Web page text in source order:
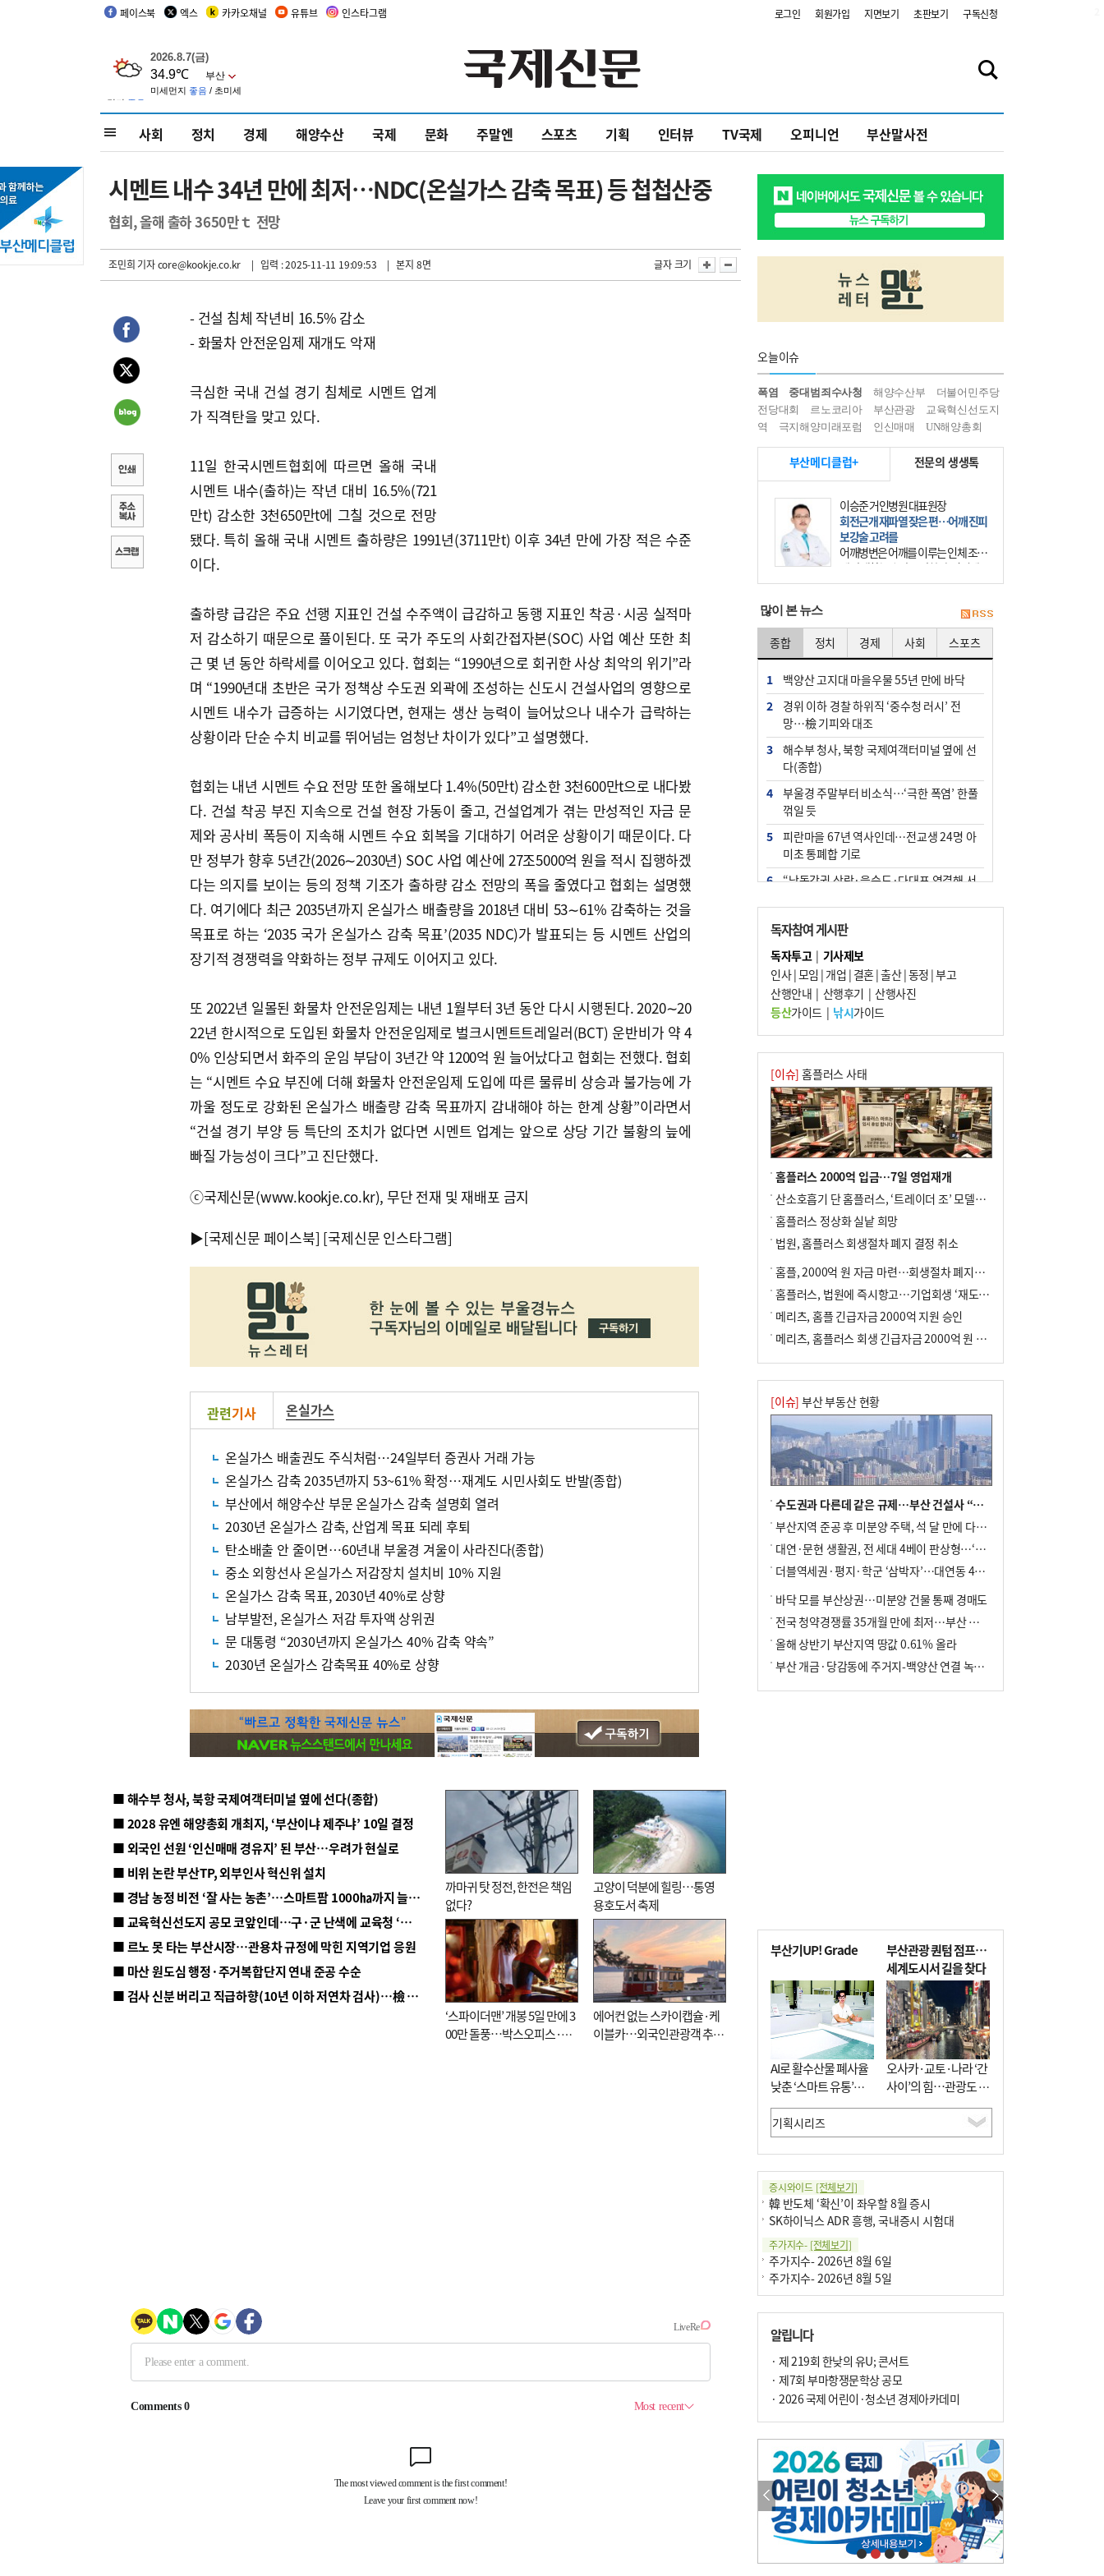
페이스북 엑스 카카오채널 유튜브 인스타그램 로그인 회원가입 지면보기 초판보기 구독신청
사회 정치 경제 해양수산 국제 문화 주말엔 스포츠 기획 인터뷰 TV국제 오피니언 부산말사전
시멘트 내수 34년 만에 최저…NDC(온실가스 감축 목표) 등 첩첩산중
협회, 올해 출하 3650만ｔ 전망
조민희 기자core@kookje.co.kr | 입력 : 2025-11-11 19:09:53 | 본지 8면 글자 크기
- 건설 침체 작년비 16.5% 감소
- 화물차 안전운임제 재개도 악재
극심한 국내 건설 경기 침체로 시멘트 업계
가 직격탄을 맞고 있다.
11일 한국시멘트협회에 따르면 올해 국내
시멘트 내수(출하)는 작년 대비 16.5%(721
만t) 감소한 3천650만t에 그칠 것으로 전망
됐다. 특히 올해 국내 시멘트 출하량은 1991년(3711만t) 이후 34년 만에 가장 적은 수준
이다.
출하량 급감은 주요 선행 지표인 건설 수주액이 급감하고 동행 지표인 착공·시공 실적마
저 감소하기 때문으로 풀이된다. 또 국가 주도의 사회간접자본(SOC) 사업 예산 또한 최
근 몇 년 동안 하락세를 이어오고 있다. 협회는 “1990년으로 회귀한 사상 최악의 위기”라
며 “1990년대 초반은 국가 정책상 수도권 외곽에 조성하는 신도시 건설사업의 영향으로
시멘트 내수가 급증하는 시기였다면, 현재는 생산 능력이 늘어났으나 내수가 급락하는
상황이라 단순 수치 비교를 뛰어넘는 엄청난 차이가 있다”고 설명했다.
협회는 내년 시멘트 수요 전망 또한 올해보다 1.4%(50만t) 감소한 3천600만t으로 내다봤
다. 건설 착공 부진 지속으로 건설 현장 가동이 줄고, 건설업계가 겪는 만성적인 자금 문
제와 공사비 폭등이 지속해 시멘트 수요 회복을 기대하기 어려운 상황이기 때문이다. 다
만 정부가 향후 5년간(2026∼2030년) SOC 사업 예산에 27조5000억 원을 적시 집행하겠
다는 의지를 보이는 등의 정책 기조가 출하량 감소 전망의 폭을 줄였다고 협회는 설명했
다. 여기에다 최근 2035년까지 온실가스 배출량을 2018년 대비 53∼61% 감축하는 것을
목표로 하는 ‘2035 국가 온실가스 감축 목표’(2035 NDC)가 발표되는 등 시멘트 산업의
장기적 경쟁력을 약화하는 정부 규제도 이어지고 있다.
또 2022년 일몰된 화물차 안전운임제는 내년 1월부터 3년 동안 다시 시행된다. 2020∼20
22년 한시적으로 도입된 화물차 안전운임제로 벌크시멘트트레일러(BCT) 운반비가 약 4
0% 인상되면서 화주의 운임 부담이 3년간 약 1200억 원 늘어났다고 협회는 전했다. 협회
는 “시멘트 수요 부진에 더해 화물차 안전운임제 도입에 따른 물류비 상승과 불가능에 가
까울 정도로 강화된 온실가스 배출량 감축 목표까지 감내해야 하는 한계 상황”이라면서
“건설 경기 부양 등 특단의 조치가 없다면 시멘트 업계는 앞으로 상당 기간 불황의 늪에
빠질 가능성이 크다”고 진단했다.
ⓒ국제신문(www.kookje.co.kr), 무단 전재 및 재배포 금지
▶[국제신문 페이스북] [국제신문 인스타그램]
관련기사 온실가스
온실가스 배출권도 주식처럼…24일부터 증권사 거래 가능
온실가스 감축 2035년까지 53~61% 확정…재계도 시민사회도 반발(종합)
부산에서 해양수산 부문 온실가스 감축 설명회 열려
2030년 온실가스 감축, 산업계 목표 되레 후퇴
탄소배출 안 줄이면…60년내 부울경 겨울이 사라진다(종합)
중소 외항선사 온실가스 저감장치 설치비 10% 지원
온실가스 감축 목표, 2030년 40%로 상향
남부발전, 온실가스 저감 투자액 상위권
문 대통령 “2030년까지 온실가스 40% 감축 약속”
2030년 온실가스 감축목표 40%로 상향
■ 해수부 청사, 북항 국제여객터미널 옆에 선다(종합)
■ 2028 유엔 해양총회 개최지, ‘부산이냐 제주냐’ 10일 결정
■ 외국인 선원 ‘인신매매 경유지’ 된 부산…우려가 현실로
■ 비위 논란 부산TP, 외부인사 혁신위 설치
■ 경남 농정 비전 ‘잘 사는 농촌’…스마트팜 1000㏊까지 늘린다
■ 교육혁신선도지 공모 코앞인데…구·군 난색에 교육청 ‘쩔쩔’
■ 르노 못 타는 부산시장…관용차 규정에 막힌 지역기업 응원
■ 마산 원도심 행정·주거복합단지 연내 준공 수순
■ 검사 신분 버리고 직급하향(10년 이하 저연차 검사)…檢 중수청행 기피
까마귀 탓 정전, 한전은 책임
없다?
고양이 덕분에 힐링…통영
용호도서 축제
‘스파이더맨’ 개봉 5일 만에 3
00만 돌풍…박스오피스·예
에어컨 없는 스카이캡슐·케
이블카…외국인관광객 추억
오늘이슈
폭염 중대범죄수사청 해양수산부
더불어민주당
전당대회
르노코리아 부산관광
교육혁신선도지
역
극지해양미래포럼 인신매매 UN해양총회
부산메디클럽+ 전문의 생생톡
이승준 거인병원 대표원장
회전근개 재파열 잦은 편…어깨 진피
보강술 고려를
어깨병변은 어깨를 이루는 인체 조직
에 발생하는 손상을 말한다. 여기에
는 오십견과 회전근개 증후군, 어깨
많이 본 뉴스
종합 정치 경제 사회 스포츠
1
백양산 고지대 마을우물 55년 만에 바닥
2
경위 이하 경찰 하위직 ‘중수청 러시’ 전
망…檢 기피와 대조
3
해수부 청사, 북항 국제여객터미널 옆에 선
다(종합)
4
부울경 주말부터 비소식…‘극한 폭염’ 한풀
꺾일 듯
5
피란마을 67년 역사인데…전교생 24명 아
미초 통폐합 기로
6
“낙동강권 삼락·을숙도·다대포 연결해 서
7
오늘의 날씨- 2026년 8월 7일
8
[사설] 해수부 신청사 북항으로 확정, 해양
수도 도약의 전환점
9
외국인 선원 ‘인신매매 경유지’ 된 부산…
우려가 현실로
10 르노 못 타는 부산시장…관용차 규정에 막
힌 지역기업 응원
독자참여 게시판
독자투고| 기사제보
인사|모임 | 개업 | 결혼|출산|동정 |부고
산행안내 | 산행후기 | 산행사진
등산가이드| 낚시가이드
[이슈] 홈플러스 사태
홈플러스 2000억 입금…7일 영업재개
산소호흡기 단 홈플러스, ‘트레이더 조’ 모델로 살아날까
홈플러스 정상화 실낱 희망
법원, 홈플러스 회생절차 폐지 결정 취소
홈플, 2000억 원 자금 마련…회생절차 폐지에 즉시항고(종합)
홈플러스, 법원에 즉시항고…기업회생 ‘재도전’
메리츠, 홈플 긴급자금 2000억 지원 승인
메리츠, 홈플러스 회생 긴급자금 2000억 원 지원 승인
[이슈] 부산 부동산 현황
수도권과 다른데 같은 규제…부산 건설사 “쓰러지기 직전”
부산지역 준공 후 미분양 주택, 석 달 만에 다시 3000가구 넘어서
대연·문현 생활권, 전 세대 4베이 판상형…‘더샵 트리센트’ 내달 분양
더블역세권·평지·학군 ‘삼박자’…대연동 42층 브랜드 단지
바닥 모를 부산상권…미분양 건물 통째 경매도
전국 청약경쟁률 35개월 만에 최저…부산 미분양 ‘적체’ 심화
올해 상반기 부산지역 땅값 0.61% 올라
부산 개금·당감동에 주거지-백양산 연결 녹지 조성
부산기UP! Grade
AI로 활수산물 폐사율
낮춘 ‘스마트 유통’…
사막·산악지대 수출
도전
부산관광 퀀텀 점프…
세계도시서 길을 찾다
오사카·교토·나라 ‘간
사이’의 힘…관광도 뭉
쳐야 흥한다
증시와이드 [전체보기]
韓 반도체 ‘확신’이 좌우할 8월 증시
SK하이닉스 ADR 흥행, 국내증시 시험대
주가지수- [전체보기]
주가지수- 2026년 8월 6일
주가지수- 2026년 8월 5일
알립니다
· 제 219회 한낮의 유U; 콘서트
· 제7회 부마항쟁문학상 공모
· 2026 국제 어린이·청소년 경제아카데미